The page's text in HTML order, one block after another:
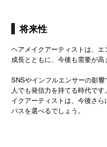
将来性
ヘアメイクアーティストは、
成長とともに、今後も需要が高
SNSやインフルエンサーの影
人でも発信力を持てる時代で
イクアーティストは、今後さ
パスを選べるでしょう。